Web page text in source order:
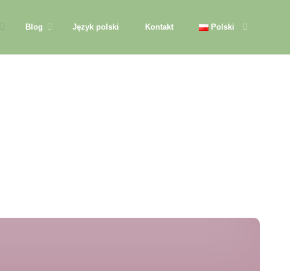
Blog Język polski Kontakt Polski